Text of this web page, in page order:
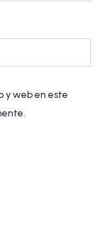
y web en este